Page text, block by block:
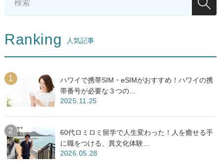
Ranking 人気記事
ハワイで携帯SIM・eSIMがおすすめ！ハワイの携
帯番号が必要な３つの…
2025.11.25
60代ロミロミ留学で人生変わった！人を癒せる手
に職をつける、異文化体験…
2026.05.28